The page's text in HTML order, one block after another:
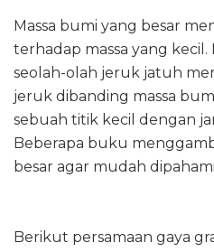
Massa bumi yang besar
terhadap massa yang kecil.
seolah-olah jeruk jatuh
jeruk dibanding massa
sebuah titik kecil dengan
Beberapa buku
besar agar mudah
Berikut persamaan gaya